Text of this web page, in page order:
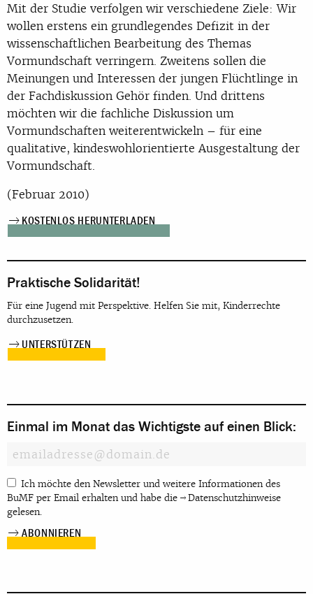
Mit der Studie verfolgen wir verschiedene Ziele: Wir
wollen erstens ein grundlegendes Defizit in der
wissenschaftlichen Bearbeitung des Themas
Vormundschaft verringern. Zweitens sollen die
Meinungen und Interessen der jungen Flüchtlinge in
der Fachdiskussion Gehör finden. Und drittens
möchten wir die fachliche Diskussion um
Vormundschaften weiterentwickeln – für eine
qualitative, kindeswohlorientierte Ausgestaltung der
Vormundschaft.
(Februar 2010)
KOSTENLOS HERUNTERLADEN
Praktische Solidarität!
Für eine Jugend mit Perspektive. Helfen Sie mit, Kinderrechte
durchzusetzen.
UNTERSTÜTZEN
Einmal im Monat das Wichtigste auf einen Blick:
Ich möchte den Newsletter und weitere Informationen des
BuMF per Email erhalten und habe die
Datenschutzhinweise
gelesen.